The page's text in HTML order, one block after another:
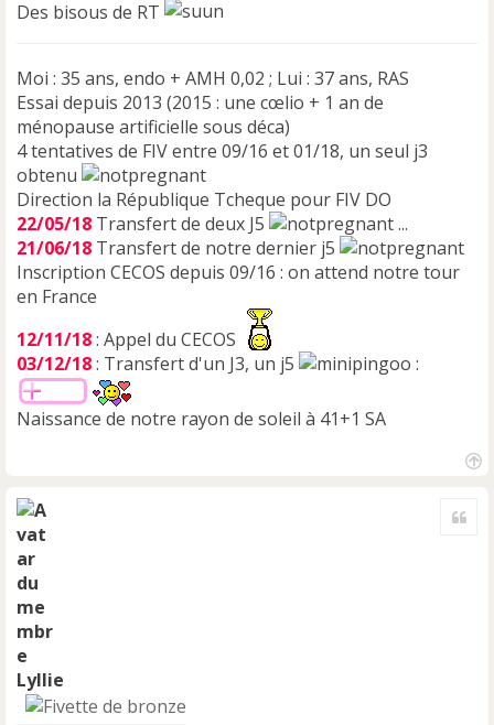
Des bisous de RT
Moi : 35 ans, endo + AMH 0,02 ; Lui : 37 ans, RAS
Essai depuis 2013 (2015 : une cœlio + 1 an de
ménopause artificielle sous déca)
4 tentatives de FIV entre 09/16 et 01/18, un seul j3
obtenu
Direction la République Tcheque pour FIV DO
22/05/18 Transfert de deux J5
...
21/06/18 Transfert de notre dernier j5
Inscription CECOS depuis 09/16 : on attend notre tour
en France
12/11/18: Appel du CECOS
03/12/18: Transfert d'un J3, un j5 :
Naissance de notre rayon de soleil à 41+1 SA
Lyllie